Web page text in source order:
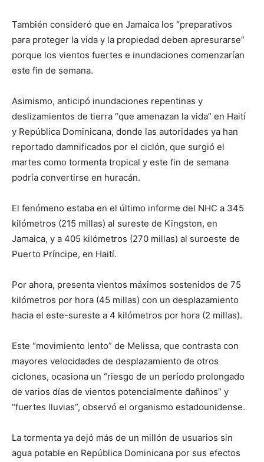
También consideró que en Jamaica los “preparativos
para proteger la vida y la propiedad deben apresurarse”
porque los vientos fuertes e inundaciones comenzarían
este fin de semana.
Asimismo, anticipó inundaciones repentinas y
deslizamientos de tierra “que amenazan la vida” en Haití
y República Dominicana, donde las autoridades ya han
reportado damnificados por el ciclón, que surgió el
martes como tormenta tropical y este fin de semana
podría convertirse en huracán.
El fenómeno estaba en el último informe del NHC a 345
kilómetros (215 millas) al sureste de Kingston, en
Jamaica, y a 405 kilómetros (270 millas) al suroeste de
Puerto Príncipe, en Haití.
Por ahora, presenta vientos máximos sostenidos de 75
kilómetros por hora (45 millas) con un desplazamiento
hacia el este-sureste a 4 kilómetros por hora (2 millas).
Este “movimiento lento” de Melissa, que contrasta con
mayores velocidades de desplazamiento de otros
ciclones, ocasiona un “riesgo de un período prolongado
de varios días de vientos potencialmente dañinos” y
“fuertes lluvias”, observó el organismo estadounidense.
La tormenta ya dejó más de un millón de usuarios sin
agua potable en República Dominicana por sus efectos